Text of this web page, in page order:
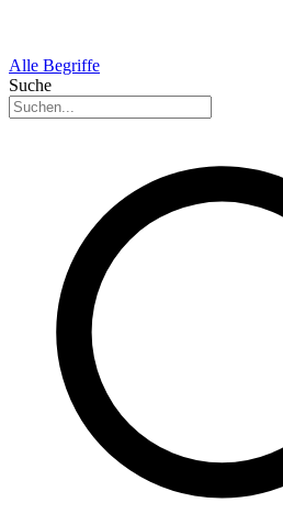
Alle Begriffe
Suche